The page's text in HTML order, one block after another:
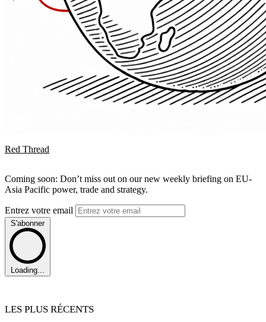
Red Thread
Coming soon: Don’t miss out on our new weekly briefing on EU-
Asia Pacific power, trade and strategy.
Entrez votre email
S'abonner
Loading...
LES PLUS RÉCENTS